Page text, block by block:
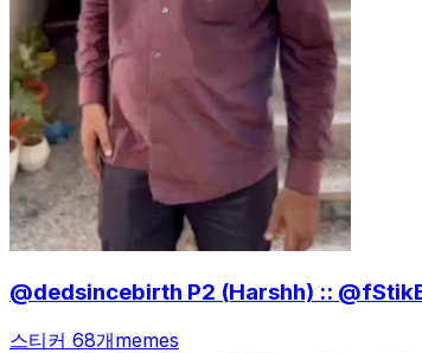
@dedsincebirth P2 (Harshh) ::
스티커 68개memes